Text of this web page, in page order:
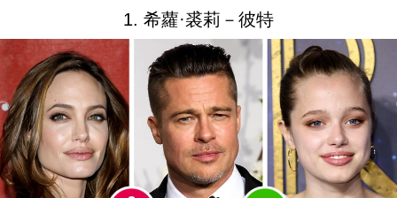
1. 希蘿·裘莉－彼特